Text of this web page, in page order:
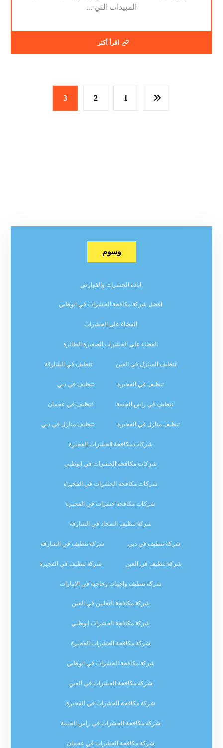
المبيدات التي ...
اقرأ أكثر
1
2
3
وسوم
اباده الحشرات والقوارض
افضل شركة مكافحة الحشرات في ابوظبي
القضاء على الحشرات
القضاء على الحشرات الصغيرة الطائرة
تنظيف المنازل في العين تنظيف في الشارقة
تنظيف في الفجيرة تنظيف في دبي
تنظيف في راس الخيمة تنظيف في عجمان
تنظيف منازل في الفجيرة تنظيف منازل في دبي
شركات مكافحة الحشرات الفجيرة
شركات مكافحة الحشرات في ابوظبي
شركات مكافحة الحشرات في الفجيرة
شركات مكافحة حشرات في الفجيرة
شركة تنظيف السجاد في الشارقة
شركة تنظيف في دبي شركة تنظيف في الشارقة
شركة تنظيف في العين شركة تنظيف في الفجيرة
شركة تنظيف واجهات زجاجية في الإمارات
شركة مكافحة الثعابين في العين
شركة مكافحة الحشرات ابوظبي
شركة مكافحة الحشرات الفجيرة
شركة مكافحة الحشرات في ابوظبي
شركة مكافحة الحشرات في العين
شركة مكافحة الحشرات في الفجيرة
شركة مكافحة الحشرات في راس الخيمة
شركة مكافحة الحشرات في عجمان